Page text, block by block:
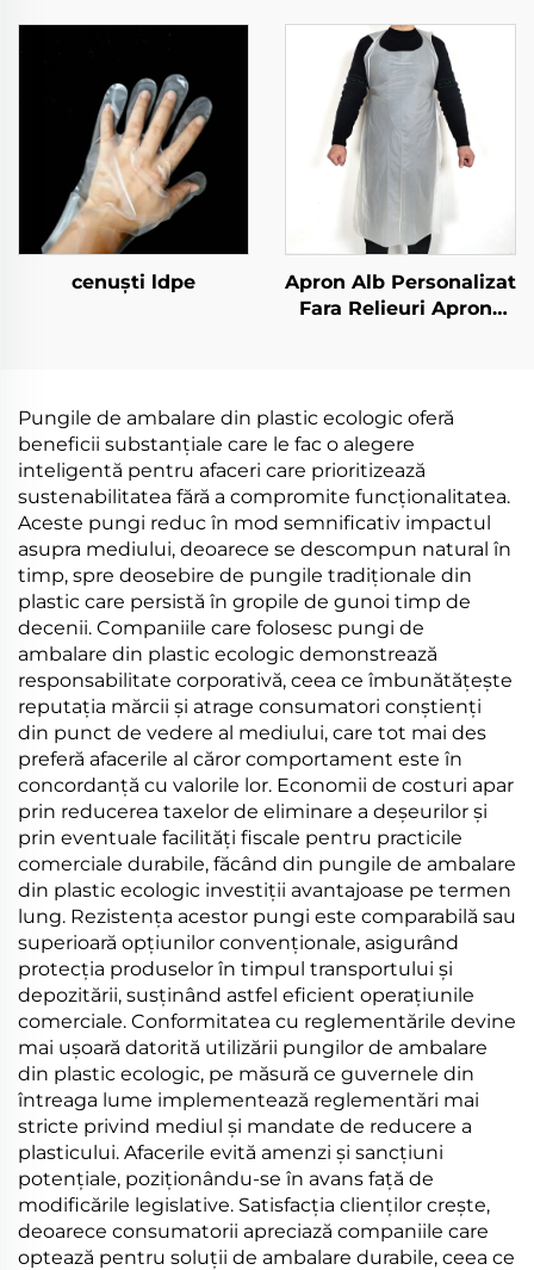
Compostabila din
amilorf
compostabil din
materiale PLA PBAT
amilont
cenuști ldpe
Apron Alb Personalizat
Fara Relieuri Aprons
Pungile de ambalare din plastic ecologic oferă
beneficii substanțiale care le fac o alegere
inteligentă pentru afaceri care prioritizează
sustenabilitatea fără a compromite funcționalitatea.
Aceste pungi reduc în mod semnificativ impactul
asupra mediului, deoarece se descompun natural în
timp, spre deosebire de pungile tradiționale din
plastic care persistă în gropile de gunoi timp de
decenii. Companiile care folosesc pungi de
ambalare din plastic ecologic demonstrează
responsabilitate corporativă, ceea ce îmbunătățește
reputația mărcii și atrage consumatori conștienți
din punct de vedere al mediului, care tot mai des
preferă afacerile al căror comportament este în
concordanță cu valorile lor. Economii de costuri apar
prin reducerea taxelor de eliminare a deșeurilor și
prin eventuale facilități fiscale pentru practicile
comerciale durabile, făcând din pungile de ambalare
din plastic ecologic investiții avantajoase pe termen
lung. Rezistența acestor pungi este comparabilă sau
superioară opțiunilor convenționale, asigurând
protecția produselor în timpul transportului și
depozitării, susținând astfel eficient operațiunile
comerciale. Conformitatea cu reglementările devine
mai ușoară datorită utilizării pungilor de ambalare
din plastic ecologic, pe măsură ce guvernele din
întreaga lume implementează reglementări mai
stricte privind mediul și mandate de reducere a
plasticului. Afacerile evită amenzi și sancțiuni
potențiale, poziționându-se în avans față de
modificările legislative. Satisfacția clienților crește,
deoarece consumatorii apreciază companiile care
optează pentru soluții de ambalare durabile, ceea ce